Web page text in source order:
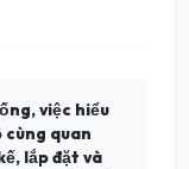
việc hiểu
cùng quan
lắp đặt và